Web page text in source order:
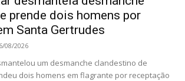
prende dois homens por
Santa Gertrudes
08/2026
um desmanche clandestino de
dois homens em flagrante por receptação